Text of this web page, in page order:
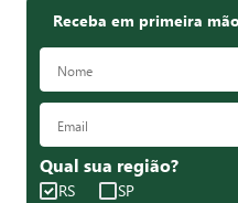
Receba em primeira
Qual sua região?
RS SP